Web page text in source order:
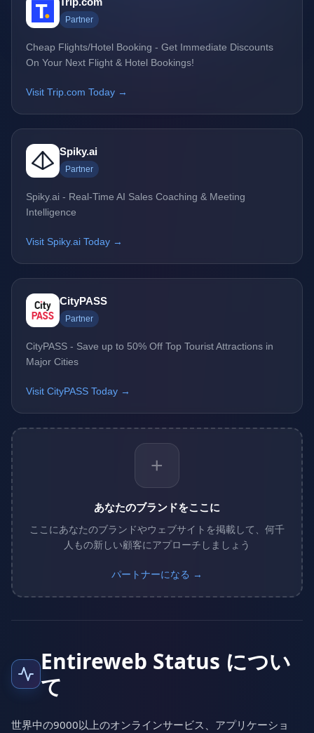
Partner
Cheap Flights/Hotel Booking - Get Immediate Discounts
On Your Next Flight & Hotel Bookings!
Visit Trip.com Today →
Spiky.ai
Partner
Spiky.ai - Real-Time AI Sales Coaching & Meeting
Intelligence
Visit Spiky.ai Today →
CityPASS
Partner
CityPASS - Save up to 50% Off Top Tourist Attractions in
Major Cities
Visit CityPASS Today →
+
あなたのブランドをここに
ここにあなたのブランドやウェブサイトを掲載して、何千
人もの新しい顧客にアプローチしましょう
パートナーになる →
Entireweb Status につい
て
世界中の9000以上のオンラインサービス、アプリケーショ